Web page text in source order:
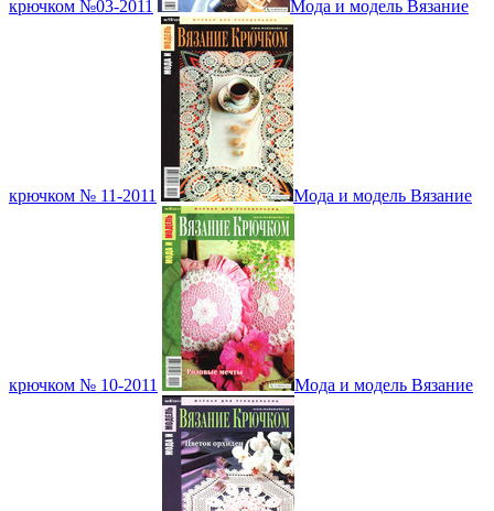
крючком №03-2011 Мода и модель Вязание
крючком № 11-2011 Мода и модель Вязание
крючком № 10-2011 Мода и модель Вязание